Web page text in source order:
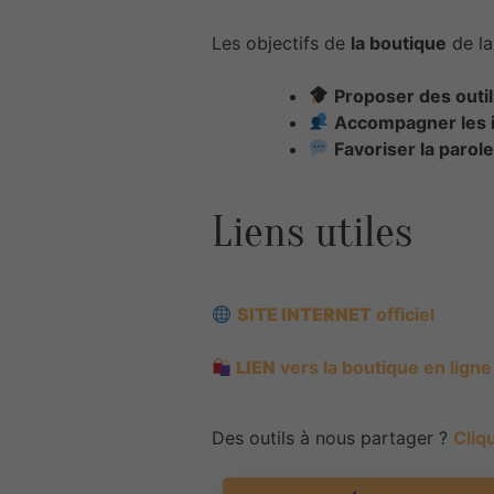
Les objectifs de la boutique de
Proposer des
Accompagner les
Favoriser la
Liens utiles
SITE INTERNET officiel
LIEN vers la boutique en ligne
Des outils à nous partager ?